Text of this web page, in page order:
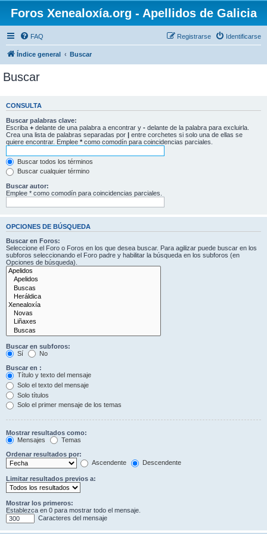
Foros Xenealoxía.org - Apellidos de Galicia
FAQ Identificarse
Registrarse
Índice general Buscar
Buscar
CONSULTA
Buscar palabras clave:
Escriba + delante de una palabra a encontrar y - delante de la palabra para excluirla.
Crea una lista de palabras separadas por | entre corchetes si solo una de ellas se
quiere encontrar. Emplee * como comodín para coincidencias parciales.
Buscar todos los términos
Buscar cualquier término
Buscar autor:
Emplee * como comodín para coincidencias parciales.
OPCIONES DE BÚSQUEDA
Buscar en Foros:
Seleccione el Foro o Foros en los que desea buscar. Para agilizar puede buscar en los
subforos seleccionando el Foro padre y habilitar la búsqueda en los subforos (en
Opciones de búsqueda).
Buscar en subforos:
Sí
No
Buscar en :
Título y texto del mensaje
Solo el texto del mensaje
Solo títulos
Solo el primer mensaje de los temas
Mostrar resultados como:
Mensajes
Temas
Ordenar resultados por:
Ascendente
Descendente
Limitar resultados previos a:
Mostrar los primeros:
Establezca en 0 para mostrar todo el mensaje.
Caracteres del mensaje